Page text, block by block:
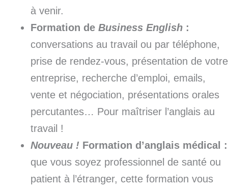
à venir.
Formation de Business English :
conversations au travail ou par téléphone,
prise de rendez-vous, présentation de votre
entreprise, recherche d’emploi, emails,
vente et négociation, présentations orales
percutantes… Pour maîtriser l’anglais au
travail !
Nouveau ! Formation d’anglais médical :
que vous soyez professionnel de santé ou
patient à l’étranger, cette formation vous